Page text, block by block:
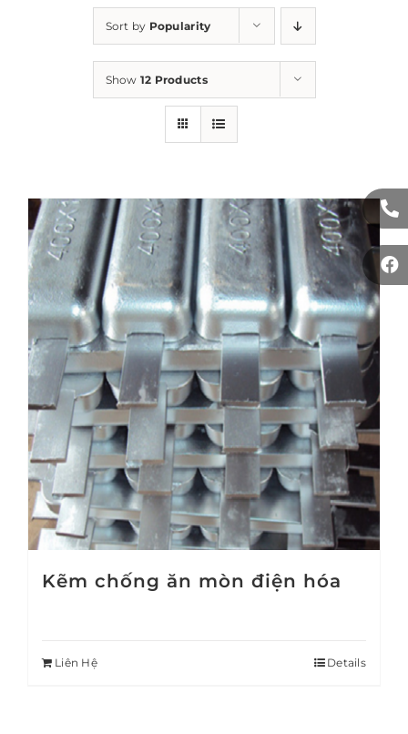
Sort by Popularity
Show 12 Products
Kẽm chống ăn mòn điện hóa
Liên Hệ Details